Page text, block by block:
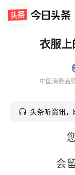
衣服上
头条听资讯
会